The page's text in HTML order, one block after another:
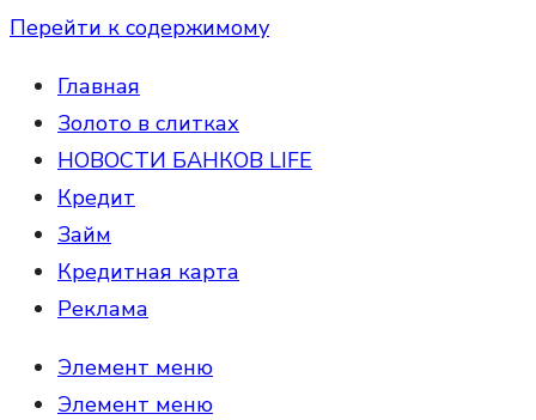
Перейти к содержимому
Главная
Золото в слитках
НОВОСТИ БАНКОВ LIFE
Кредит
Займ
Кредитная карта
Реклама
Элемент меню
Элемент меню